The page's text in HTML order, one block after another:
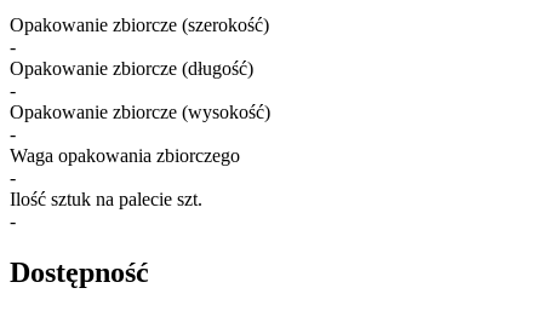
Opakowanie zbiorcze (szerokość)
-
Opakowanie zbiorcze (długość)
-
Opakowanie zbiorcze (wysokość)
-
Waga opakowania zbiorczego
-
Ilość sztuk na palecie szt.
-
Dostępność